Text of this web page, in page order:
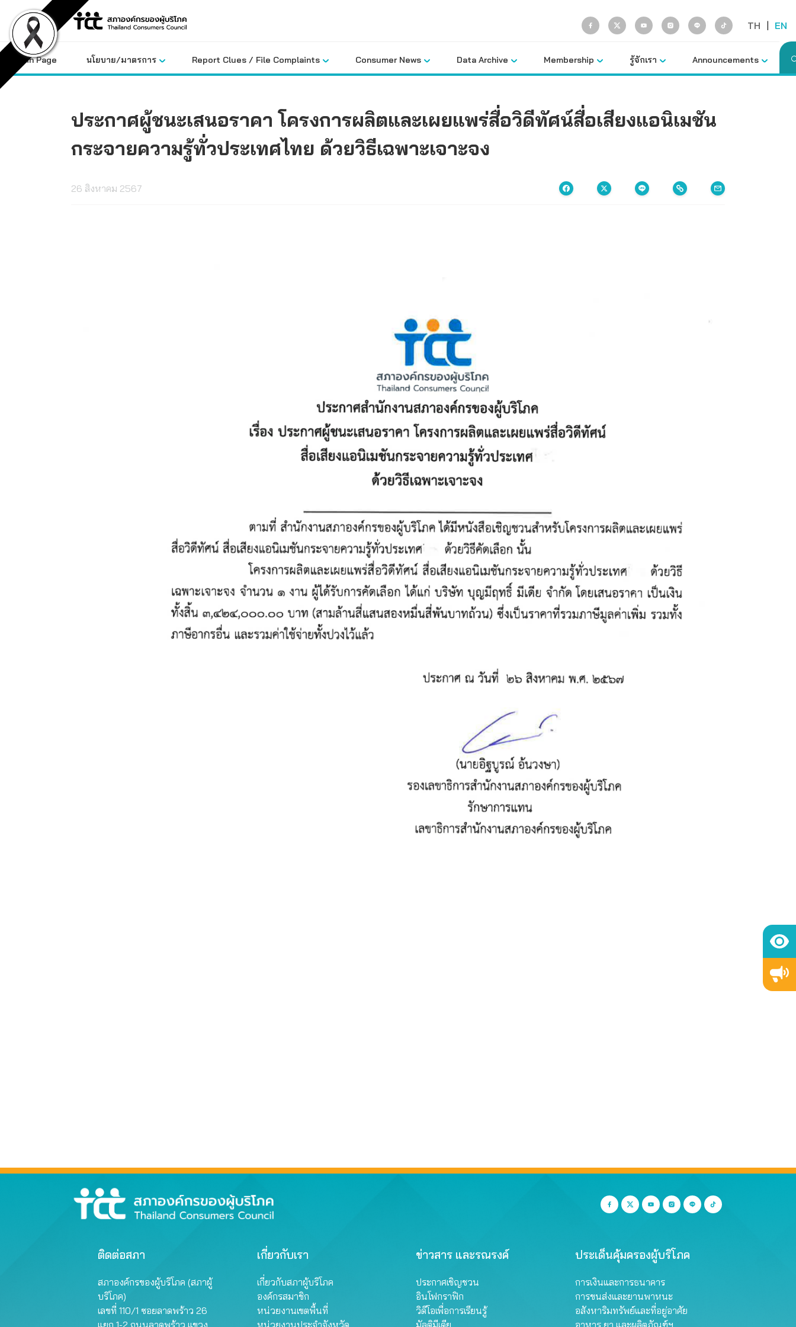
content
TH | EN
Main Page นโยบาย/มาตรการ Report Clues / File Complaints Consumer News Data Archive Membership รู้จักเรา Announcements
ประกาศผู้ชนะเสนอราคา โครงการผลิตและเผยแพร่สื่อวิดีทัศน์สื่อเสียงแอนิเมชัน
กระจายความรู้ทั่วประเทศไทย ด้วยวิธีเฉพาะเจาะจง
26 สิงหาคม 2567
ติดต่อสภา
สภาองค์กรของผู้บริโภค (สภาผู้
บริโภค)
เลขที่ 110/1 ซอยลาดพร้าว 26
เกี่ยวกับเรา
เกี่ยวกับสภาผู้บริโภค
องค์กรสมาชิก
หน่วยงานเขตพื้นที่
ข่าวสาร และรณรงค์
ประกาศเชิญชวน
อินโฟกราฟิก
วิดีโอเพื่อการเรียนรู้
ประเด็นคุ้มครองผู้บริโภค
การเงินและการธนาคาร
การขนส่งและยานพาหนะ
อสังหาริมทรัพย์และที่อยู่อาศัย